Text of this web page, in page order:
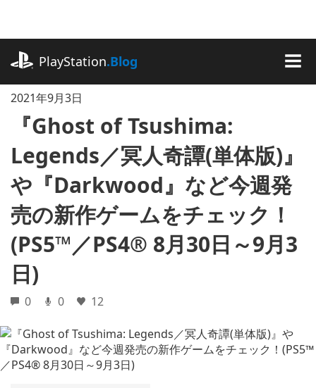
に
ッ
PlayStation.Blog
2021年9月3日
『Ghost of Tsushima:
Legends／冥人奇譚(単体版)』
や『Darkwood』など今週発
売の新作ゲームをチェック！
(PS5™／PS4® 8月30日～9月3
日)
0 0 12